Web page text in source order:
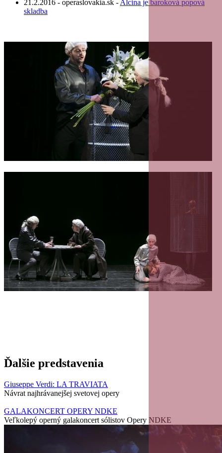
21.2.2016 - operaslovakia.sk - Alcina je baroková popová
skladba
Ďalšie predstavenia
Giuseppe Verdi: LA TRAVIATA
Návrat najhrávanejšej svetovej opery
GALAKONCERT OPERY NDKE
Veľkolepý operný galakoncert sólistov Opery NDKE